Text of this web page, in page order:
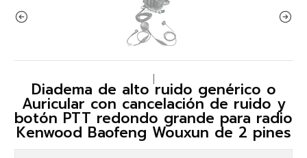
Diadema de alto ruido genérico o
Auricular con cancelación de ruido y
botón PTT redondo grande para radio
Kenwood Baofeng Wouxun de 2 pines